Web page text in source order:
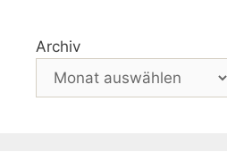
Archiv